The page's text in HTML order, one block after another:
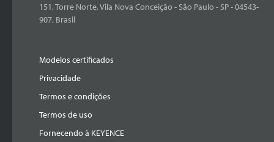
151, Torre Norte, Vila Nova Conceição - São Paulo - SP - 04543-
907, Brasil
Modelos certificados
Privacidade
Termos e condições
Termos de uso
Fornecendo à KEYENCE